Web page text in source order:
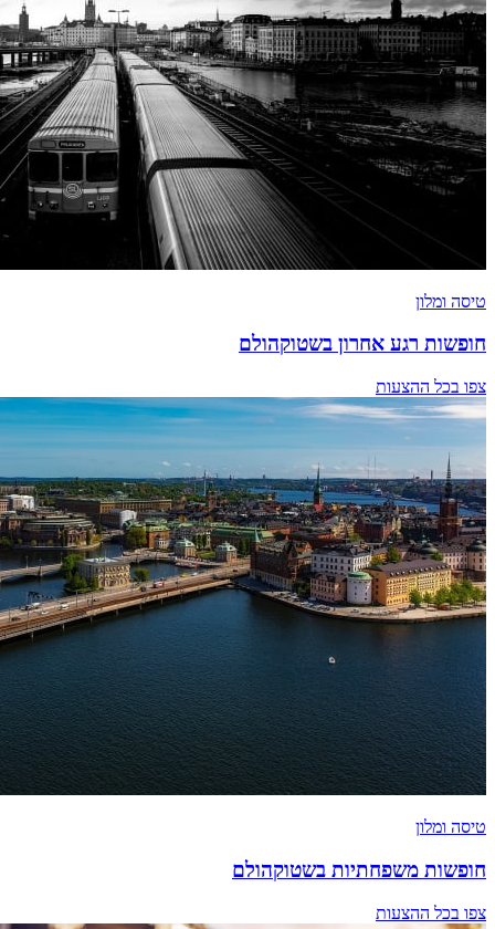
טיסה ומלון
חופשות רגע אחרון בשטוקהולם
צפו בכל ההצעות
טיסה ומלון
חופשות משפחתיות בשטוקהולם
צפו בכל ההצעות